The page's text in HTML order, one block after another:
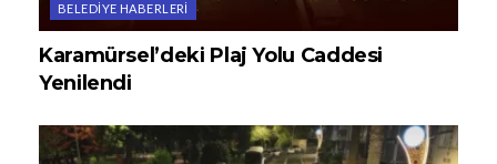
BELEDIYE HABERLERI
Karamürsel’deki Plaj Yolu Caddesi
Yenilendi